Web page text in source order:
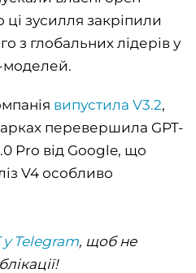
зусилля закріпили
з глобальних лідерів у
моделей.
випустила V3.2,
перевершила GPT-
Pro від Google, що
V4 особливо
у Telegram, щоб не